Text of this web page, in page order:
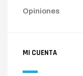
Opiniones
MI CUENTA